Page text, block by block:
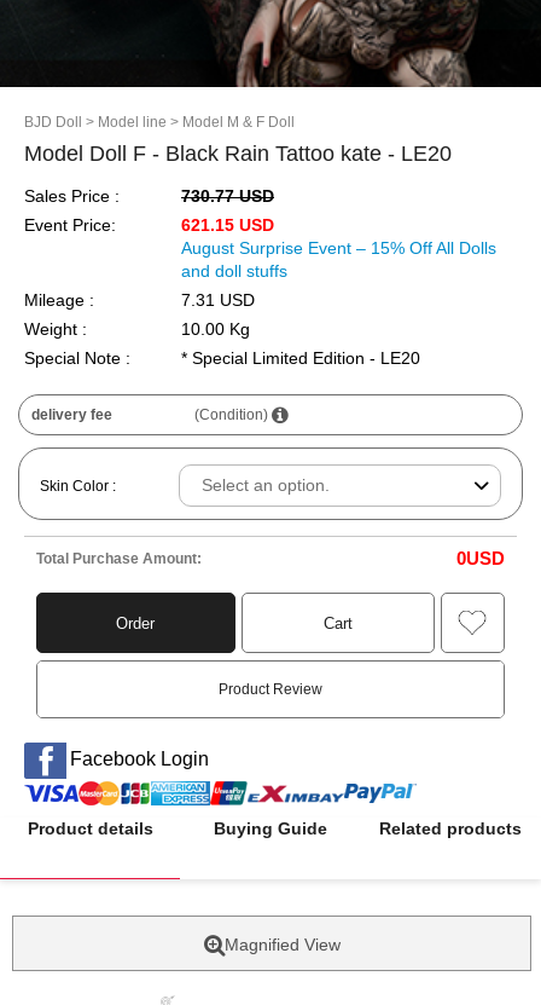
BJD Doll > Model line > Model M & F Doll
Model Doll F - Black Rain Tattoo kate - LE20
Sales Price :
730.77 USD
Event Price:
621.15 USD
August Surprise Event – 15% Off All Dolls
and doll stuffs
Mileage :
7.31 USD
Weight :
10.00 Kg
Special Note :
* Special Limited Edition - LE20
delivery fee (Condition)
Skin Color :
Total Purchase Amount: 0USD
Order Cart
Product Review
Facebook Login
Product details Buying Guide Related products
Magnified View